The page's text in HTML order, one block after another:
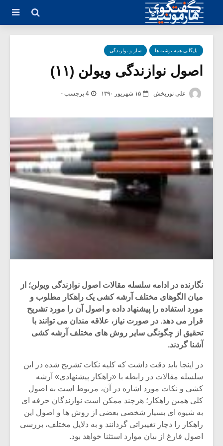
بایگانی همه نوشته ها ساز و نوازندگی
اصول نوازندگی ویولن (۱۱)
علی نوربخش ۱۵ شهریور ۱۳۹۰ 4 برچسب -
نگارنده در ادامه سلسله مقالات اصول نوازندگی ویولن؛ از
میان الگوهای مختلف آرشه کشی یک راهکار مطلوب و
مورد استفاده را پیشنهاد داده و اصول آن را مورد تشریح
قرار می دهد. در صورت نیاز، علاقه مندان می توانند با
تحقیق از چگونگی سایر روش های مختلف آرشه کشی
آشنا گردند.
در اینجا باید دقت داشت که کلیه نکات تشریح شده در این
سلسله مقالات در رابطه با «راهکار پیشنهادی» آرشه
کشی و نکات مورد اشاره در آن، مربوط است به اصول
کلی همین راهکار؛ هرچند ممکن است نوازندگان حرفه ای
به شیوه ای بسیار شخصی بعضی از روش ها و اصول این
راهکار را دچار تغییراتی گردانند و به دلایل مختلف، بررسی
اصول فارغ از بیان موارد استثنا خواهد بود.